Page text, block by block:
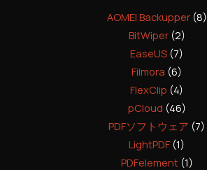
AOMEI Backupper(8)
BitWiper(2)
EaseUS (7)
Filmora (6)
FlexClip (4)
pCloud (46)
PDFソフトウェア (7)
LightPDF (1)
PDFelement(1)